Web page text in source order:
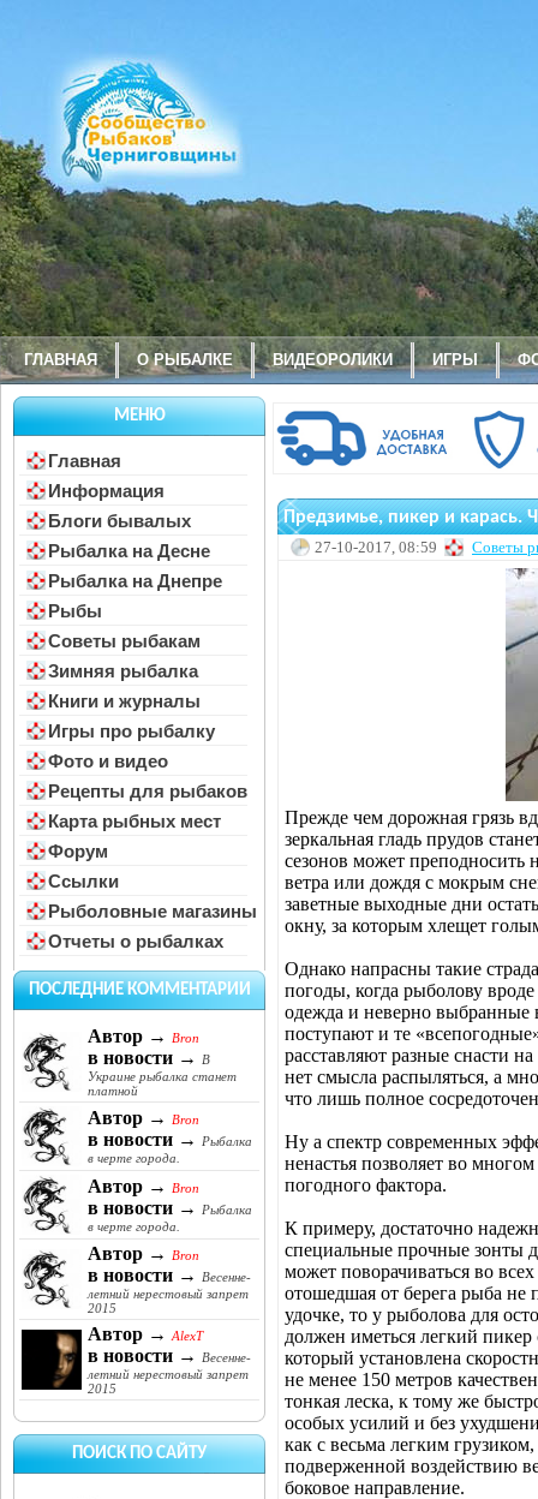
ГЛАВНАЯ О РЫБАЛКЕ ВИДЕОРОЛИКИ ИГРЫ
МЕНЮ
Главная
Информация
Блоги бывалых
Рыбалка на Десне
Рыбалка на Днепре
Рыбы
Советы рыбакам
Зимняя рыбалка
Книги и журналы
Игры про рыбалку
Фото и видео
Рецепты для рыбаков
Карта рыбных мест
Форум
Ссылки
Рыболовные магазины
Отчеты о рыбалках
ПОСЛЕДНИЕ КОММЕНТАРИИ
Автор → Bron
в новости →
В
Украине рыбалка станет
платной
Автор → Bron
в новости →
Рыбалка
в черте города.
Автор → Bron
в новости →
Рыбалка
в черте города.
Автор → Bron
в новости →
Весенне-
летний нерестовый запрет
2015
Автор → AlexT
в новости →
Весенне-
летний нерестовый запрет
2015
ПОИСК ПО САЙТУ
Предзимье, пикер и карась.
27-10-2017, 08:59 Советы
Прежде чем дорожная грязь
зеркальная гладь прудов
сезонов может
ветра или дождя с мокрым
заветные выходные дни
окну, за которым хлещет
Однако напрасны такие
погоды, когда рыболову
одежда и неверно выбранные
поступают и те
расставляют разные снасти
нет смысла распыляться, а
что лишь полное
Ну а спектр современных
ненастья позволяет во
погодного фактора.
К примеру, достаточно
специальные прочные зонты
может поворачиваться во
отошедшая от берега рыба не
удочке, то у рыболова для
должен иметься легкий
который установлена
не менее 150 метров
тонкая леска, к тому же
особых усилий и без
как с весьма легким
подверженной воздействию
боковое направление.